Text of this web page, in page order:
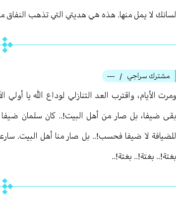
لسانك لا يمل منها. هذه هي هديتي التي تذهب
مشترك سراجي /
---
ومرت الأيام، واقترب العد التنازلي لوداع الله يا
بقى ضيفا، بل صار من أهل البيت!.. كان سلمان ضيفا
للضيافة لا ضيفا فحسب!.. بل صار منا أهل البيت.
بغتة!.. بغتة!.. بغتة!..